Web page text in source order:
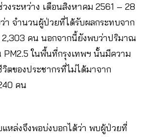
งระหว่าง เดือนสิงหาคม 2561 – 28
า จำนวนผู้ป่วยที่ได้รับผลกระทบจาก
คน นอกจากนี้ยังพบว่าปริมาณ
PM2.5 ในพื้นที่กรุงเทพฯ นั้นมีความ
ตของประชากรที่ไม่ได้มาจาก
คน
หล่งจึงพอบ่งบอกได้ว่า พบผู้ป่วยที่